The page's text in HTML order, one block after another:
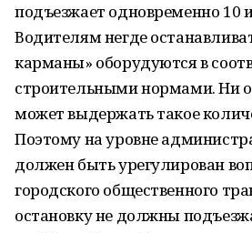
подъезжает одновременно 10
Водителям негде
карманы» оборудуются в
строительными нормами. Ни
может выдержать такое
Поэтому на уровне
должен быть урегулирован
городского общественного
остановку не должны